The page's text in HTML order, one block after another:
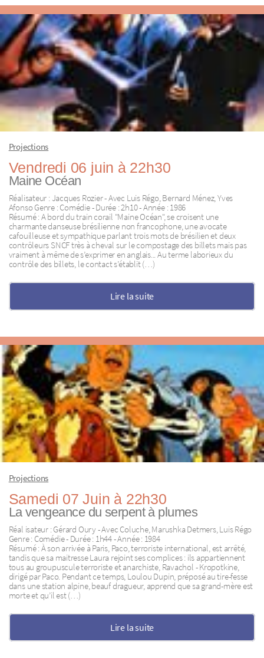
Projections
Vendredi 06 juin à 22h30
Maine Océan
Réalisateur : Jacques Rozier - Avec Luis Régo, Bernard Ménez, Yves
Afonso Genre : Comédie - Durée : 2h10 - Année : 1986
Résumé : A bord du train corail "Maine Océan", se croisent une
charmante danseuse brésilienne non francophone, une avocate
cafouilleuse et sympathique parlant trois mots de brésilien et deux
contrôleurs SNCF très à cheval sur le compostage des billets mais pas
vraiment à même de s’exprimer en anglais... Au terme laborieux du
contrôle des billets, le contact s’établit (…)
Lire la suite
Projections
Samedi 07 Juin à 22h30
La vengeance du serpent à plumes
Réal isateur : Gérard Oury - Avec Coluche, Marushka Detmers, Luis Régo
Genre : Comédie - Durée : 1h44 - Année : 1984
Résumé : À son arrivée à Paris, Paco, terroriste international, est arrêté,
tandis que sa maitresse Laura rejoint ses complices : ils appartiennent
tous au groupuscule terroriste et anarchiste, Ravachol - Kropotkine,
dirigé par Paco. Pendant ce temps, Loulou Dupin, préposé au tire-fesse
dans une station alpine, beauf dragueur, apprend que sa grand-mère est
morte et qu’il est (…)
Lire la suite